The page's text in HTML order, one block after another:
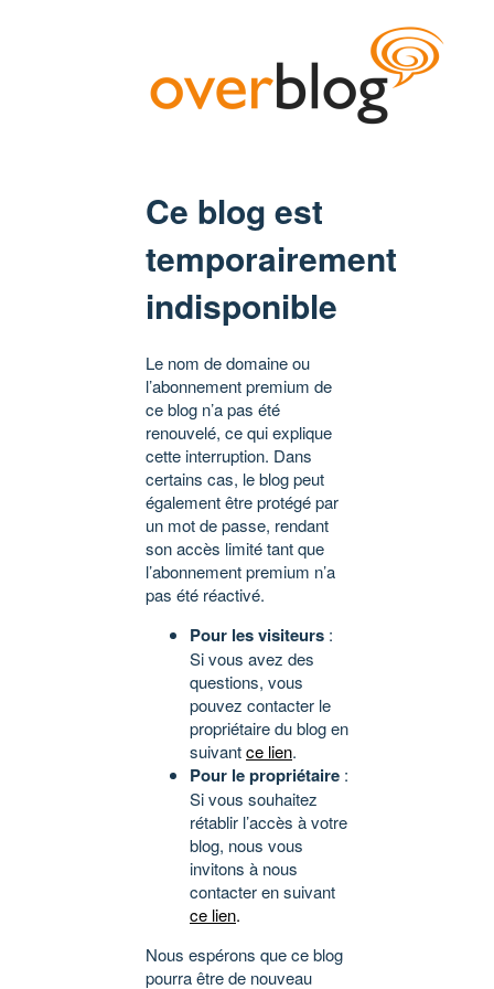
Ce blog est
temporairement
indisponible
Le nom de domaine ou
l’abonnement premium de
ce blog n’a pas été
renouvelé, ce qui explique
cette interruption. Dans
certains cas, le blog peut
également être protégé par
un mot de passe, rendant
son accès limité tant que
l’abonnement premium n’a
pas été réactivé.
Pour les visiteurs :
Si vous avez des
questions, vous
pouvez contacter le
propriétaire du blog en
suivantce lien.
Pour le propriétaire :
Si vous souhaitez
rétablir l’accès à votre
blog, nous vous
invitons à nous
contacter en suivant
ce lien.
Nous espérons que ce blog
pourra être de nouveau